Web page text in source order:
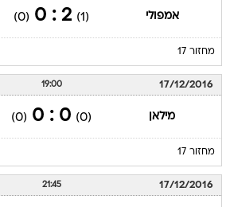
אמפולי (1)
2 : 0
(0)
מחזור 17
17/12/2016
19:00
מילאן (0)
0 : 0
(0)
מחזור 17
17/12/2016
21:45